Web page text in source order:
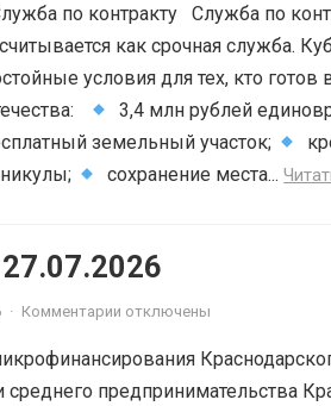
по контракту Служба по
как срочная служба.
условия для тех, кто готов
3,4 млн рублей
земельный участок;
сохранение места...
· Комментарии отключены
предпринимательства